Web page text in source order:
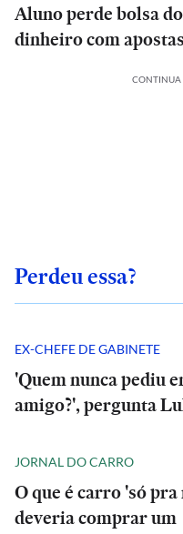
Aluno perde bolsa
dinheiro com
CONTINUA
Perdeu essa?
EX-CHEFE DE GABINETE
'Quem nunca pediu
amigo?', pergunta
JORNAL DO CARRO
O que é carro 'só
deveria comprar um